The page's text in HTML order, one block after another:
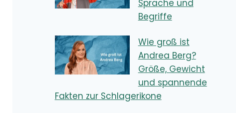
Sprache und
Begriffe
Wie groß ist
Andrea Berg?
Größe, Gewicht
und spannende
Fakten zur Schlagerikone